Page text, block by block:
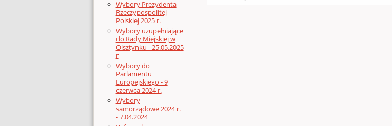
Wybory Prezydenta
Rzeczypospolitej
Polskiej 2025 r.
Wybory uzupełniające
do Rady Miejskiej w
Olsztynku - 25.05.2025
r
Wybory do
Parlamentu
Europejskiego - 9
czerwca 2024 r.
Wybory
samorządowe 2024 r.
- 7.04.2024